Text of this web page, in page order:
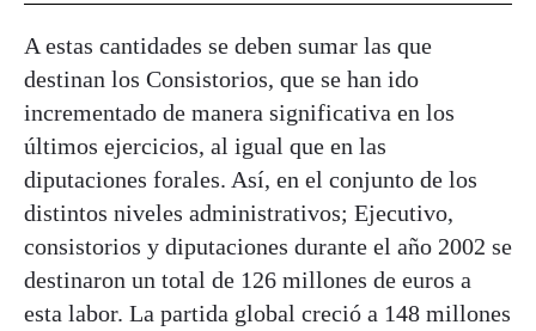
A estas cantidades se deben sumar las que
destinan los Consistorios, que se han ido
incrementado de manera significativa en los
últimos ejercicios, al igual que en las
diputaciones forales. Así, en el conjunto de los
distintos niveles administrativos; Ejecutivo,
consistorios y diputaciones durante el año 2002 se
destinaron un total de 126 millones de euros a
esta labor. La partida global creció a 148 millones